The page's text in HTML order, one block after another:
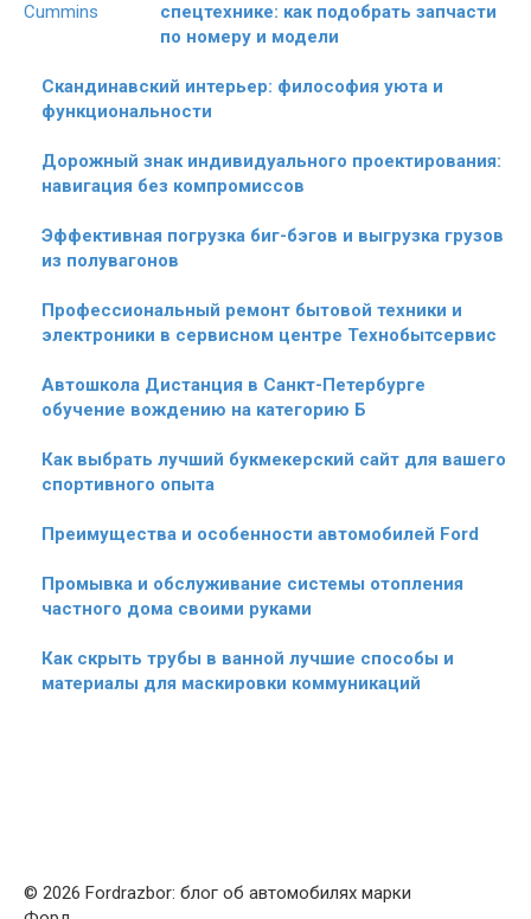
спецтехнике: как подобрать запчасти
по номеру и модели
Скандинавский интерьер: философия уюта и
функциональности
Дорожный знак индивидуального проектирования:
навигация без компромиссов
Эффективная погрузка биг-бэгов и выгрузка грузов
из полувагонов
Профессиональный ремонт бытовой техники и
электроники в сервисном центре Технобытсервис
Автошкола Дистанция в Санкт-Петербурге
обучение вождению на категорию Б
Как выбрать лучший букмекерский сайт для вашего
спортивного опыта
Преимущества и особенности автомобилей Ford
Промывка и обслуживание системы отопления
частного дома своими руками
Как скрыть трубы в ванной лучшие способы и
материалы для маскировки коммуникаций
© 2026 Fordrazbor: блог об автомобилях марки